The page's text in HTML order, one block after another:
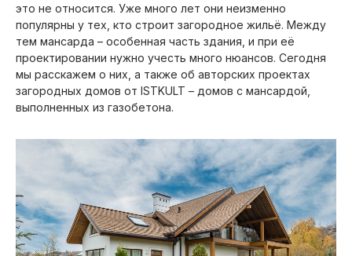
это не относится. Уже много лет они неизменно
популярны у тех, кто строит загородное жильё. Между
тем мансарда – особенная часть здания, и при её
проектировании нужно учесть много нюансов. Сегодня
мы расскажем о них, а также об авторских проектах
загородных домов от ISTKULT – домов с мансардой,
выполненных из газобетона.